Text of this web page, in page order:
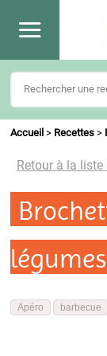
Accueil > Recettes>
Retour à la liste
Apéro barbecue